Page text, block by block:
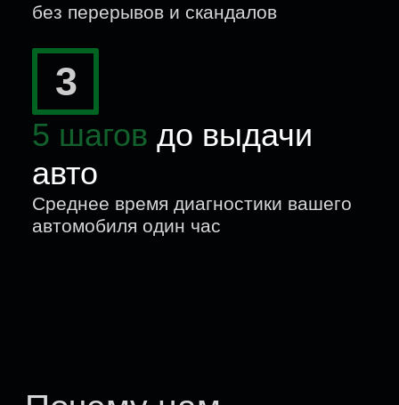
согласованных с Вами работ
Не используем
подделки под
видом оригинала
За каждую заказанную нами
запчасть ответственность наша.